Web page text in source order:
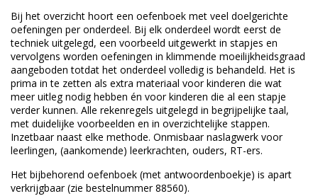
Bij het overzicht hoort een oefenboek met veel doelgerichte
oefeningen per onderdeel. Bij elk onderdeel wordt eerst de
techniek uitgelegd, een voorbeeld uitgewerkt in stapjes en
vervolgens worden oefeningen in klimmende moeilijkheidsgraad
aangeboden totdat het onderdeel volledig is behandeld. Het is
prima in te zetten als extra materiaal voor kinderen die wat
meer uitleg nodig hebben én voor kinderen die al een stapje
verder kunnen. Alle rekenregels uitgelegd in begrijpelijke taal,
met duidelijke voorbeelden en in overzichtelijke stappen.
Inzetbaar naast elke methode. Onmisbaar naslagwerk voor
leerlingen, (aankomende) leerkrachten, ouders, RT-ers.
Het bijbehorend oefenboek (met antwoordenboekje) is apart
verkrijgbaar (zie bestelnummer 88560).